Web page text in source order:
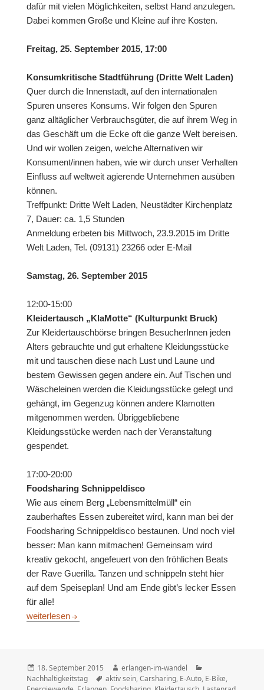
dafür mit vielen Möglichkeiten, selbst Hand anzulegen.
Dabei kommen Große und Kleine auf ihre Kosten.
Freitag, 25. September 2015, 17:00
Konsumkritische Stadtführung (Dritte Welt Laden)
Quer durch die Innenstadt, auf den internationalen
Spuren unseres Konsums. Wir folgen den Spuren
ganz alltäglicher Verbrauchsgüter, die auf ihrem Weg in
das Geschäft um die Ecke oft die ganze Welt bereisen.
Und wir wollen zeigen, welche Alternativen wir
Konsument/innen haben, wie wir durch unser Verhalten
Einfluss auf weltweit agierende Unternehmen ausüben
können.
Treffpunkt: Dritte Welt Laden, Neustädter Kirchenplatz
7, Dauer: ca. 1,5 Stunden
Anmeldung erbeten bis Mittwoch, 23.9.2015 im Dritte
Welt Laden, Tel. (09131) 23266 oder E-Mail
Samstag, 26. September 2015
12:00-15:00
Kleidertausch „KlaMotte“ (Kulturpunkt Bruck)
Zur Kleidertauschbörse bringen BesucherInnen jeden
Alters gebrauchte und gut erhaltene Kleidungsstücke
mit und tauschen diese nach Lust und Laune und
bestem Gewissen gegen andere ein. Auf Tischen und
Wäscheleinen werden die Kleidungsstücke gelegt und
gehängt, im Gegenzug können andere Klamotten
mitgenommen werden. Übriggebliebene
Kleidungsstücke werden nach der Veranstaltung
gespendet.
17:00-20:00
Foodsharing Schnippeldisco
Wie aus einem Berg „Lebensmittelmüll“ ein
zauberhaftes Essen zubereitet wird, kann man bei der
Foodsharing Schnippeldisco bestaunen. Und noch viel
besser: Man kann mitmachen! Gemeinsam wird
kreativ gekocht, angefeuert von den fröhlichen Beats
der Rave Guerilla. Tanzen und schnippeln steht hier
auf dem Speiseplan! Und am Ende gibt’s lecker Essen
für alle!
Nachhaltigkeitstag 2015
weiterlesen
Veröffentlicht
am
18. September 2015 Autor
erlangen-im-wandel
Nachhaltigkeitstag
Schlagwörter
aktiv sein,Carsharing, E-Auto, E-Bike,